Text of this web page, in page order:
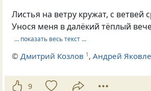
Листья на ветру кружат, с ветвей
Унося меня в далёкий тёплый
… показать весь текст …
© Дмитрий Козлов 1 ,Андрей
9